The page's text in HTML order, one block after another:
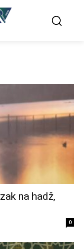
na hadž,
0